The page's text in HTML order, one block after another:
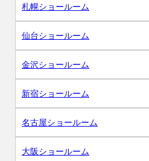
札幌ショールーム
仙台ショールーム
金沢ショールーム
新宿ショールーム
名古屋ショールーム
大阪ショールーム